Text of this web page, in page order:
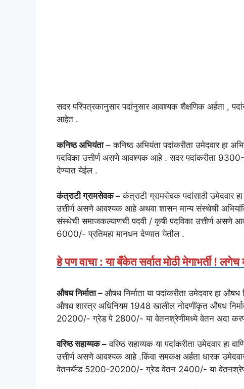
सदर परिपत्रकानुसार पदांनुसार आवश्यक शैक्षणिक अर्हता ,
आहेत .
कनिष्ठ अभियंता– कनिष्ठ अभियंता पदांकरीता उमेदवार हा
पदविका उत्तीर्ण असणे आवश्यक आहे . सदर पदांकरीता
देण्यात येईल .
कंत्राटी ग्रामसेवक – कंत्राटी ग्रामसेवक पदांसाठी उमेदवार
उत्तीर्ण असणे आवश्यक आहे अथवा शासन मान्य संस्थेची
संस्थेची समाजकल्याणची पदवी / कृषी पदविका उत्तीर्ण
6000/- प्रतिमहा मानधन देण्यात येतील .
हे पण वाचा : या बँकेत सर्वात मोठी मेगाभर्ती !
औषध निर्माता – औषध निर्माता या पदांकरीता उमेदवार हा
औषध शास्त्र अधिनियम 1948 खालील नोदणींकृत औषध
20200/- ग्रेड पे 2800/- या वेतनश्रेणीमध्ये वेतन अदा
वरिष्ठ सहाय्यक – वरिष्ठ सहाय्यक या पदांकरीता उमेदवार हा
उत्तीर्ण असणे आवश्यक आहे .किंवा समकक्ष अर्हता धारक
वेतनबॅन्ड 5200-20200/- ग्रेड वेतन 2400/- या